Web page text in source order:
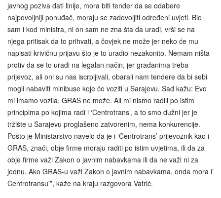
javnog poziva dati linije, mora biti tender da se odabere
najpovoljniji ponuđač, moraju se zadovoljiti određeni uvjeti. Bio
sam i kod ministra, ni on sam ne zna šta da uradi, vrši se na
njega pritisak da to prihvati, a čovjek ne može jer neko će mu
napisati krivičnu prijavu što je to uradio nezakonito. Nemam ništa
protiv da se to uradi na legalan način, jer građanima treba
prijevoz, ali oni su nas iscrpljivali, obarali nam tendere da bi sebi
mogli nabaviti minibuse koje će voziti u Sarajevu. Sad kažu: Evo
mi imamo vozila, GRAS ne može. Ali mi nismo radili po istim
principima po kojima radi i ‘Centrotrans’, a to smo dužni jer je
tržište u Sarajevu proglašeno zatvorenim, nema konkurencije.
Pošto je Ministarstvo navelo da je i ‘Centrotrans’ prijevoznik kao i
GRAS, znači, obje firme moraju raditi po istim uvjetima, ili da za
obje firme važi Zakon o javnim nabavkama ili da ne važi ni za
jednu. Ako GRAS-u važi Zakon o javnim nabavkama, onda mora i’
Centrotransu'”, kaže na kraju razgovora Vatrić.